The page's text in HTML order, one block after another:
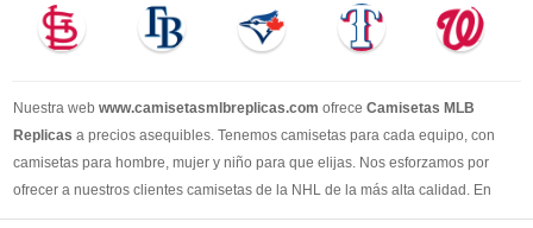
Nuestra web www.camisetasmlbreplicas.com ofrece Camisetas MLB
Replicas a precios asequibles. Tenemos camisetas para cada equipo, con
camisetas para hombre, mujer y niño para que elijas. Nos esforzamos por
ofrecer a nuestros clientes camisetas de la NHL de la más alta calidad. En
2025, brindaremos el mejor servicio y le permitiremos comprar los mejores